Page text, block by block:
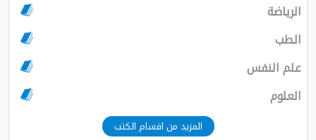
الرياضة
الطب
علم النفس
العلوم
المزيد من اقسام الكتب